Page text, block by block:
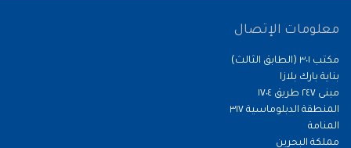
معلومات الإتصال
مكتب ٣٠١ (الطابق الثالث)
بناية بارك بلازا
مبنى ٢٤٧ طريق ١٧٠٤
المنطقة الدبلوماسية ٣١٧
المنامة
مملكة البحرين